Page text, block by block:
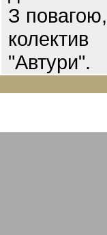
З повагою,
колектив
"Автури".